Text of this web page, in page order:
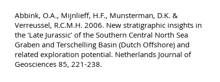
Abbink, O.A., Mijnlieff, H.F., Munsterman, D.K. &
Verreussel, R.C.M.H. 2006. New stratigraphic insights in
the ‘Late Jurassic’ of the Southern Central North Sea
Graben and Terschelling Basin (Dutch Offshore) and
related exploration potential. Netherlands Journal of
Geosciences 85, 221-238.